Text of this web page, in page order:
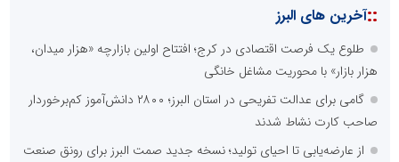
::آخرین های البرز
طلوع یک فرصت اقتصادی در کرج؛ افتتاح اولین بازارچه «هزار میدان،
هزار بازار» با محوریت مشاغل خانگی
گامی برای عدالت تفریحی در استان البرز؛ ۲۸۰۰ دانش‌آموز کم‌برخوردار
صاحب کارت نشاط شدند
از عارضه‌یابی تا احیای تولید؛ نسخه جدید صمت البرز برای رونق صنعت